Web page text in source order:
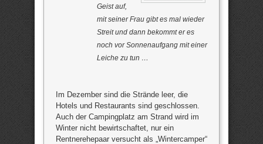
Geist auf,
mit seiner Frau gibt es mal wieder
Streit und dann bekommt er es
noch vor Sonnenaufgang mit einer
Leiche zu tun …
Im Dezember sind die Strände leer, die
Hotels und Restaurants sind geschlossen.
Auch der Campingplatz am Strand wird im
Winter nicht bewirtschaftet, nur ein
Rentnerehepaar versucht als „Wintercamper“